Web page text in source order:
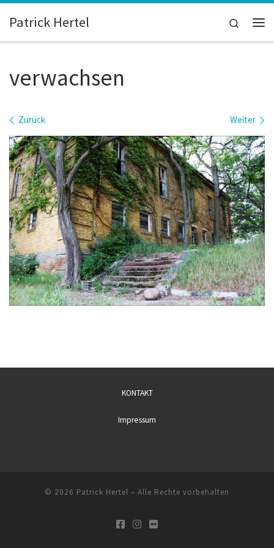
Zum Inhalt springen
Patrick Hertel
Search
verwachsen
Bilder Navigation
Zurück Weiter
KONTAKT
Impressum
© 2026 Patrick Hertel – Alle Rechte vorbehalten